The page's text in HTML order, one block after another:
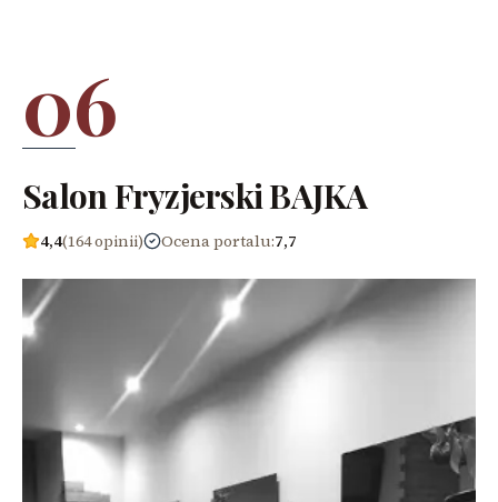
06
Salon Fryzjerski BAJKA
4,4(164 opinii) Ocena portalu:7,7